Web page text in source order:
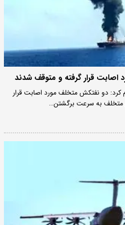
قرار گرفته و متوقف شدند
کرد: دو نفتکش متخلف مورد اصابت قرار